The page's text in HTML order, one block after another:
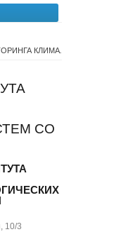
БИБЛИОТЕКА ИНСТИТУТА МОНИТОРИНГА КЛИМАТИЧЕСКИХ И ЭКОЛОГИЧЕСКИХ СИСТЕМ СО РАН
СО
10/3